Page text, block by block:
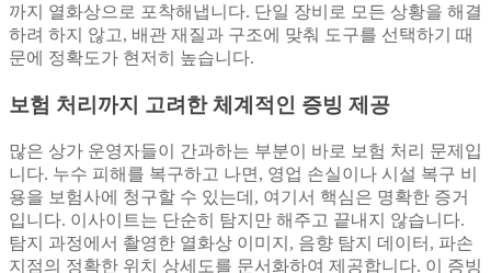
까지 열화상으로 포착해냅니다. 단일 장비로 모든 상황을 해결
하려 하지 않고, 배관 재질과 구조에 맞춰 도구를 선택하기 때
문에 정확도가 현저히 높습니다.
보험 처리까지 고려한 체계적인 증빙 제공
많은 상가 운영자들이 간과하는 부분이 바로 보험 처리 문제입
니다. 누수 피해를 복구하고 나면, 영업 손실이나 시설 복구 비
용을 보험사에 청구할 수 있는데, 여기서 핵심은 명확한 증거
입니다. 이사이트는 단순히 탐지만 해주고 끝내지 않습니다.
탐지 과정에서 촬영한 열화상 이미지, 음향 탐지 데이터, 파손
지점의 정확한 위치 상세도를 문서화하여 제공합니다. 이 증빙